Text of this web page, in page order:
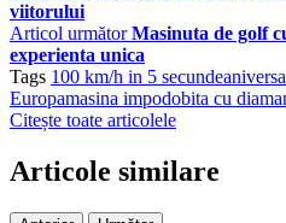
viitorului
Articol următor Masinuta de golf
experienta unica
Tags 100 km/h in 5 secunde
Europamasina impodobita cu
Citește toate articolele
Articole similare